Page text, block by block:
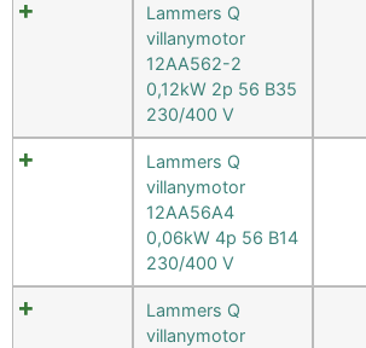
Lammers Q
villanymotor
12AA562-2
0,12kW 2p 56 B35
230/400 V
Lammers Q
villanymotor
12AA56A4
0,06kW 4p 56 B14
230/400 V
Lammers Q
villanymotor